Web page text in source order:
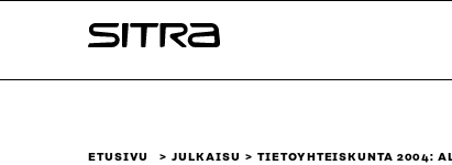
sisältöön
Sitra
ETUSIVU JULKAISU TIETOYHTEISKUNTA 2004: